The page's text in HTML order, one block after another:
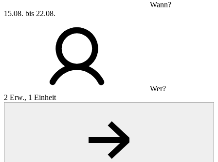
Wann?
15.08. bis 22.08.
Wer?
2 Erw., 1 Einheit